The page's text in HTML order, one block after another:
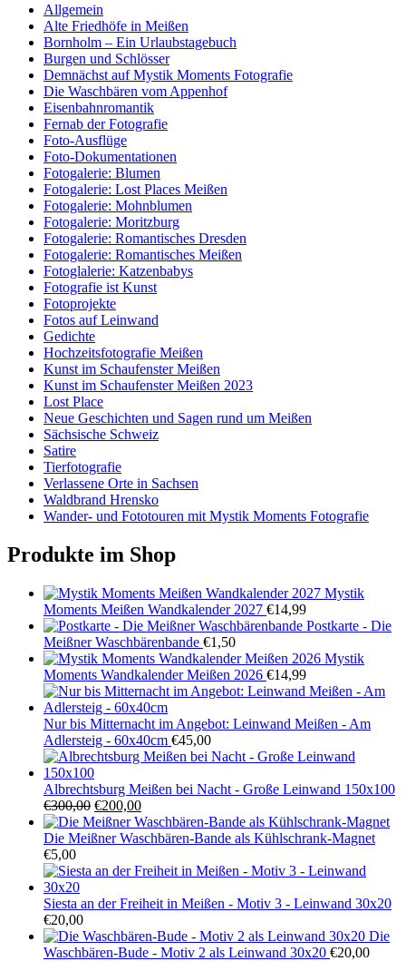
Allgemein
Alte Friedhöfe in Meißen
Bornholm – Ein Urlaubstagebuch
Burgen und Schlösser
Demnächst auf Mystik Moments Fotografie
Die Waschbären vom Appenhof
Eisenbahnromantik
Fernab der Fotografie
Foto-Ausflüge
Foto-Dokumentationen
Fotogalerie: Blumen
Fotogalerie: Lost Places Meißen
Fotogalerie: Mohnblumen
Fotogalerie: Moritzburg
Fotogalerie: Romantisches Dresden
Fotogalerie: Romantisches Meißen
Fotoglalerie: Katzenbabys
Fotografie ist Kunst
Fotoprojekte
Fotos auf Leinwand
Gedichte
Hochzeitsfotografie Meißen
Kunst im Schaufenster Meißen
Kunst im Schaufenster Meißen 2023
Lost Place
Neue Geschichten und Sagen rund um Meißen
Sächsische Schweiz
Satire
Tierfotografie
Verlassene Orte in Sachsen
Waldbrand Hrensko
Wander- und Fototouren mit Mystik Moments Fotografie
Produkte im Shop
Mystik
Moments Meißen Wandkalender 2027 €14,99
Postkarte - Die
Meißner Waschbärenbande €1,50
Mystik
Moments Wandkalender Meißen 2026 €14,99
Nur bis Mitternacht im Angebot: Leinwand Meißen - Am
Adlersteig - 60x40cm €45,00
Albrechtsburg Meißen bei Nacht - Große Leinwand 150x100
€300,00 Ursprünglicher
Preis
war:
€200,00Aktueller
Preis
ist:
Die Meißner Waschbären-Bande als Kühlschrank-Magnet
€5,00
Siesta an der Freiheit in Meißen - Motiv 3 - Leinwand 30x20
€20,00
Die
Waschbären-Bude - Motiv 2 als Leinwand 30x20 €20,00